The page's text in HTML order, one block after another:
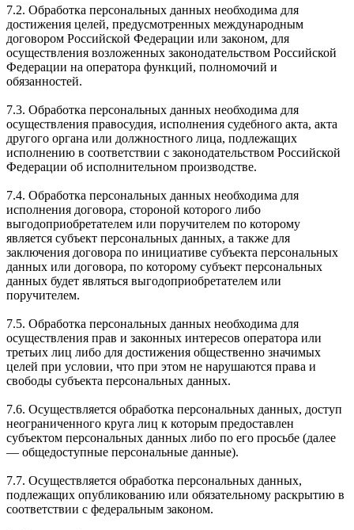
7.2. Обработка персональных данных необходима для
достижения целей, предусмотренных международным
договором Российской Федерации или законом, для
осуществления возложенных законодательством Российской
Федерации на оператора функций, полномочий и
обязанностей.
7.3. Обработка персональных данных необходима для
осуществления правосудия, исполнения судебного акта, акта
другого органа или должностного лица, подлежащих
исполнению в соответствии с законодательством Российской
Федерации об исполнительном производстве.
7.4. Обработка персональных данных необходима для
исполнения договора, стороной которого либо
выгодоприобретателем или поручителем по которому
является субъект персональных данных, а также для
заключения договора по инициативе субъекта персональных
данных или договора, по которому субъект персональных
данных будет являться выгодоприобретателем или
поручителем.
7.5. Обработка персональных данных необходима для
осуществления прав и законных интересов оператора или
третьих лиц либо для достижения общественно значимых
целей при условии, что при этом не нарушаются права и
свободы субъекта персональных данных.
7.6. Осуществляется обработка персональных данных, доступ
неограниченного круга лиц к которым предоставлен
субъектом персональных данных либо по его просьбе (далее
— общедоступные персональные данные).
7.7. Осуществляется обработка персональных данных,
подлежащих опубликованию или обязательному раскрытию в
соответствии с федеральным законом.